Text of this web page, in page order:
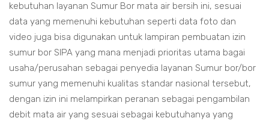
kebutuhan layanan Sumur Bor mata air bersih ini, sesuai
data yang memenuhi kebutuhan seperti data foto dan
video juga bisa digunakan untuk lampiran pembuatan izin
sumur bor SIPA yang mana menjadi prioritas utama bagai
usaha/perusahan sebagai penyedia layanan Sumur bor/bor
sumur yang memenuhi kualitas standar nasional tersebut,
dengan izin ini melampirkan peranan sebagai pengambilan
debit mata air yang sesuai sebagai kebutuhanya yang